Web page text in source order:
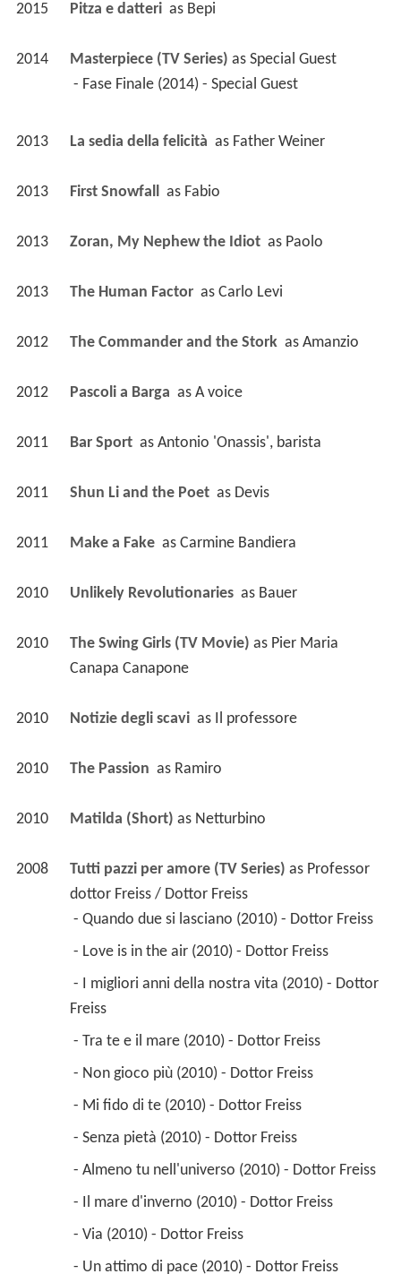
2015 Pitza e datteri as Bepi
2014 Masterpiece (TV Series) as Special Guest
- Fase Finale (2014) - Special Guest
2013 La sedia della felicità as Father Weiner
2013 First Snowfall as Fabio
2013 Zoran, My Nephew the Idiot as Paolo
2013 The Human Factor as Carlo Levi
2012 The Commander and the Stork as Amanzio
2012 Pascoli a Barga as A voice
2011 Bar Sport as Antonio 'Onassis', barista
2011 Shun Li and the Poet as Devis
2011 Make a Fake as Carmine Bandiera
2010 Unlikely Revolutionaries as Bauer
2010 The Swing Girls (TV Movie) as Pier Maria
Canapa Canapone
2010 Notizie degli scavi as Il professore
2010 The Passion as Ramiro
2010 Matilda (Short) as Netturbino
2008 Tutti pazzi per amore (TV Series) as Professor
dottor Freiss / Dottor Freiss
- Quando due si lasciano (2010) - Dottor Freiss
- Love is in the air (2010) - Dottor Freiss
Freiss
- Tra te e il mare (2010) - Dottor Freiss
- Non gioco più (2010) - Dottor Freiss
- Mi fido di te (2010) - Dottor Freiss
- Senza pietà (2010) - Dottor Freiss
- Almeno tu nell'universo (2010) - Dottor Freiss
- Il mare d'inverno (2010) - Dottor Freiss
- Via (2010) - Dottor Freiss
- Un attimo di pace (2010) - Dottor Freiss